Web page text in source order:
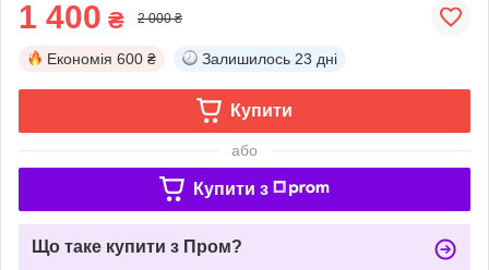
1 400 ₴ 2 000 ₴
Економія 600 ₴ Залишилось 23 дні
Купити
або
Купити з
Що таке купити з Пром?